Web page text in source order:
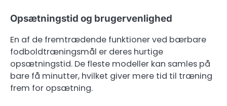
Opsætningstid og brugervenlighed
En af de fremtrædende funktioner ved bærbare
fodboldtræningsmål er deres hurtige
opsætningstid. De fleste modeller kan samles på
bare få minutter, hvilket giver mere tid til træning
frem for opsætning.